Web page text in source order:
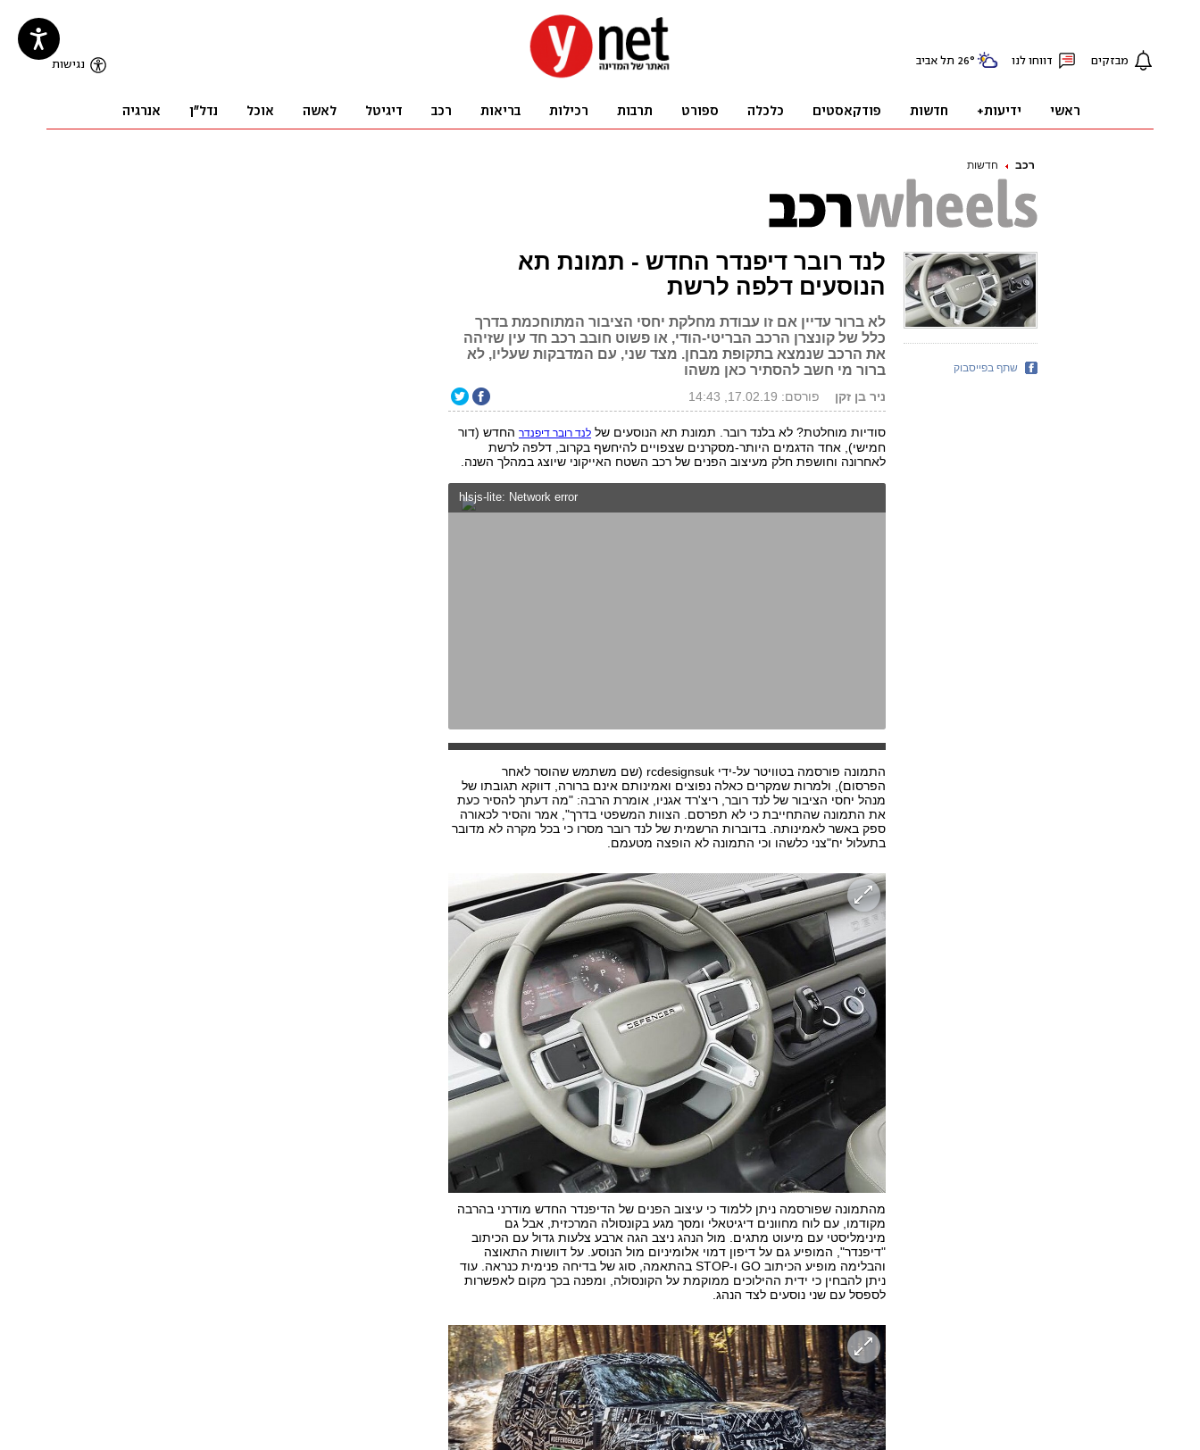
רכב חדשות
לנד רובר דיפנדר החדש - תמונת תא
הנוסעים דלפה לרשת
לא ברור עדיין אם זו עבודת מחלקת יחסי הציבור המתוחכמת בדרך
כלל של קונצרן הרכב הבריטי-הודי, או פשוט חובב רכב חד עין שזיהה
את הרכב שנמצא בתקופת מבחן. מצד שני, עם המדבקות שעליו, לא
ברור מי חשב להסתיר כאן משהו
ניר בן זקן פורסם: 17.02.19, 14:43
סודיות מוחלטת? לא בלנד רובר. תמונת תא הנוסעים של לנד רובר דיפנדרהחדש (דור
חמישי), אחד הדגמים היותר-מסקרנים שצפויים להיחשף בקרוב, דלפה לרשת
לאחרונה וחושפת חלק מעיצוב הפנים של רכב השטח האייקוני שיוצג במהלך השנה.
hlsjs-lite: Network error
התמונה פורסמה בטוויטר על-ידי rcdesignsuk (שם משתמש שהוסר לאחר
הפרסום), ולמרות שמקרים כאלה נפוצים ואמינותם אינם ברורה, דווקא תגובתו של
מנהל יחסי הציבור של לנד רובר, ריצ'רד אגניו, אומרת הרבה: "מה דעתך להסיר כעת
את התמונה שהתחייבת כי לא תפרסם. הצוות המשפטי בדרך", אמר והסיר לכאורה
ספק באשר לאמינותה. בדוברות הרשמית של לנד רובר מסרו כי בכל מקרה לא מדובר
בתעלול יח"צני כלשהו וכי התמונה לא הופצה מטעמם.
מהתמונה שפורסמה ניתן ללמוד כי עיצוב הפנים של הדיפנדר החדש מודרני בהרבה
מקודמו, עם לוח מחוונים דיגיטאלי ומסך מגע בקונסולה המרכזית, אבל גם
מינימליסטי עם מיעוט מתגים. מול הנהג ניצב הגה ארבע צלעות גדול עם הכיתוב
"דיפנדר", המופיע גם על דיפון דמוי אלומיניום מול הנוסע. על דוושות התאוצה
והבלימה מופיע הכיתוב GO ו-STOP בהתאמה, סוג של בדיחה פנימית כנראה. עוד
ניתן להבחין כי ידית ההילוכים ממוקמת על הקונסולה, ומפנה בכך מקום לאפשרות
לספסל עם שני נוסעים לצד הנהג.
שתף בפייסבוק